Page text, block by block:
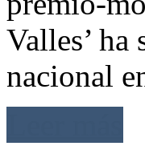
Valles’
nacional